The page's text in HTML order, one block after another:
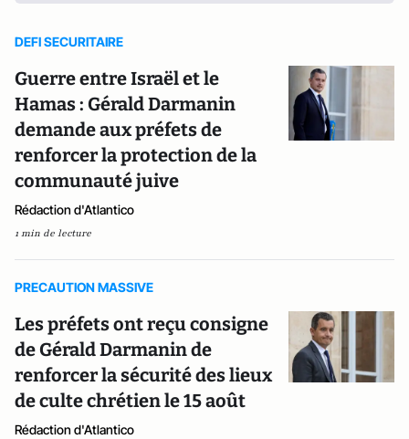
DEFI SECURITAIRE
Guerre entre Israël et le
Hamas : Gérald Darmanin
demande aux préfets de
renforcer la protection de la
communauté juive
Rédaction d'Atlantico
1 min de lecture
PRECAUTION MASSIVE
Les préfets ont reçu consigne
de Gérald Darmanin de
renforcer la sécurité des lieux
de culte chrétien le 15 août
Rédaction d'Atlantico